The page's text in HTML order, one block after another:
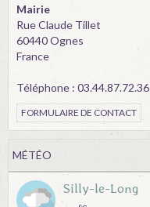
Mairie
Rue Claude Tillet
60440 Ognes
France
Téléphone : 03.44.87.72.36
FORMULAIRE DE CONTACT
MÉTÉO
Silly-le-Long